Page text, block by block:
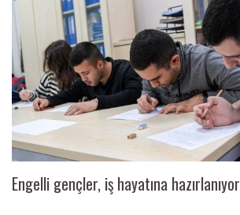
Engelli gençler, iş hayatına hazırlanıyor